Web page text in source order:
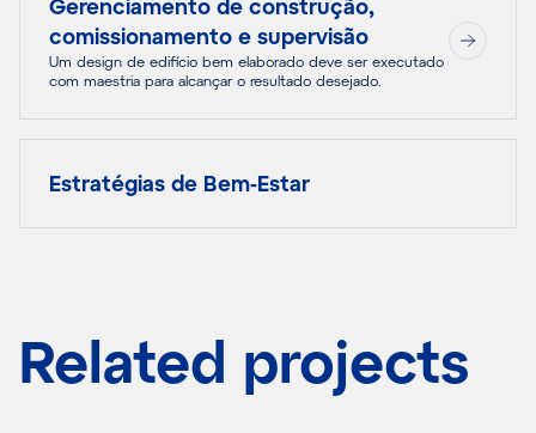
Gerenciamento de construção,
comissionamento e supervisão
Um design de edifício bem elaborado deve ser executado
com maestria para alcançar o resultado desejado.
Estratégias de Bem-Estar
Related projects